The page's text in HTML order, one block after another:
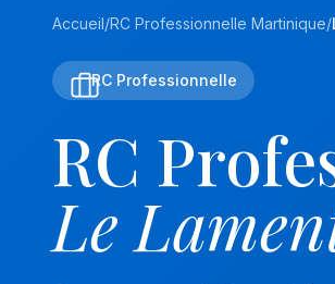
Accueil/RC Professionnelle Martinique/
RC Professionnelle
RC
Le